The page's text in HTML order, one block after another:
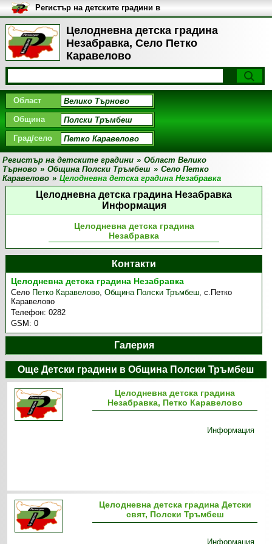
Целодневна детска градина
Незабравка, Село Петко
Каравелово
Регистър на детските градини в
България
Област
Община
Град/село
Регистър на детските градини » Област Велико
Търново » Община Полски Тръмбеш » Село Петко
Каравелово » Целодневна детска градина Незабравка
Целодневна детска градина Незабравка
Информация
Целодневна детска градина
Незабравка
Контакти
Целодневна детска градина Незабравка
Село Петко Каравелово,Община Полски Тръмбеш,с.Петко
Каравелово
Телефон:0282
GSM:0
Галерия
Още Детски градини в Община Полски Тръмбеш
Целодневна детска градина
Незабравка, Петко Каравелово
Информация
Целодневна детска градина Детски
свят, Полски Тръмбеш
Информация